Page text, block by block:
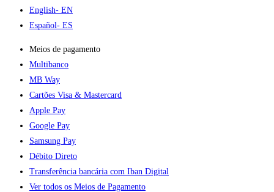
English- EN
Español- ES
Meios de pagamento
Multibanco
MB Way
Cartões Visa & Mastercard
Apple Pay
Google Pay
Samsung Pay
Débito Direto
Transferência bancária com Iban Digital
Ver todos os Meios de Pagamento